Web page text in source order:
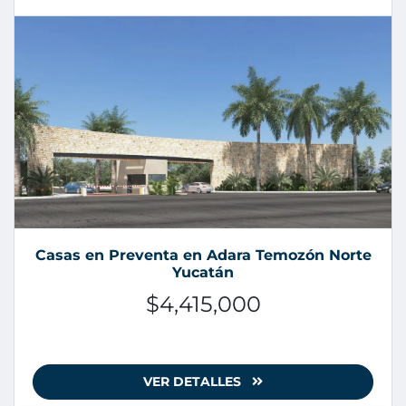
Casas en Preventa en Adara Temozón Norte
Yucatán
$4,415,000
VER DETALLES